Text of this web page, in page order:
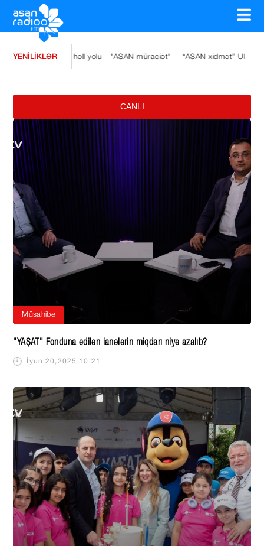
YENİLİKLƏR
həll yolu - "ASAN müraciət" “ASAN xidmət” Ulu Öndərin xatirəsinə
CANLI
"YAŞAT" Fonduna edilən ianələrin miqdarı niyə azalıb?
İyun 20,2025 10:21
Müsahibə